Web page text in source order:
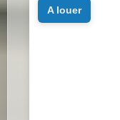
a louer